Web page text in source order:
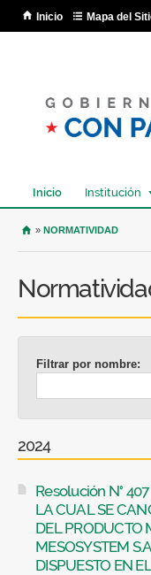
Inicio Mapa del
Inicio Institución
USTED SE
» NORMATIVIDAD
Filtrar por nombre:
2024
Resolución N°
LA CUAL SE
DEL PRODUCTO
MESOSYSTEM
DISPUESTO EN EL